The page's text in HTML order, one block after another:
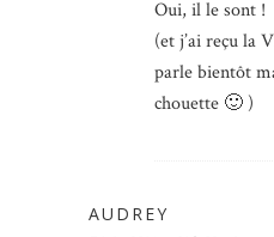
Oui, il le sont !
(et j’ai reçu la
parle bientôt
chouette 🙂 )
AUDREY